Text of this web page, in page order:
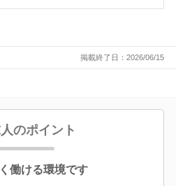
掲載終了日：2026/06/15
のポイント
働ける環境です